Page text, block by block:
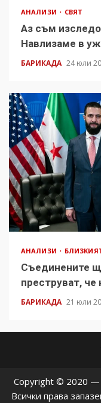
АНАЛИЗИ СВЯТ
Аз съм
Навлизаме в
БАРИКАДА 24 юли
АНАЛИЗИ
Съединените
преструват, че
БАРИКАДА 21 юли
Copyright © 2020 —
Всички права